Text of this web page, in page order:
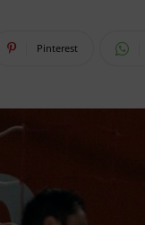
Pinterest